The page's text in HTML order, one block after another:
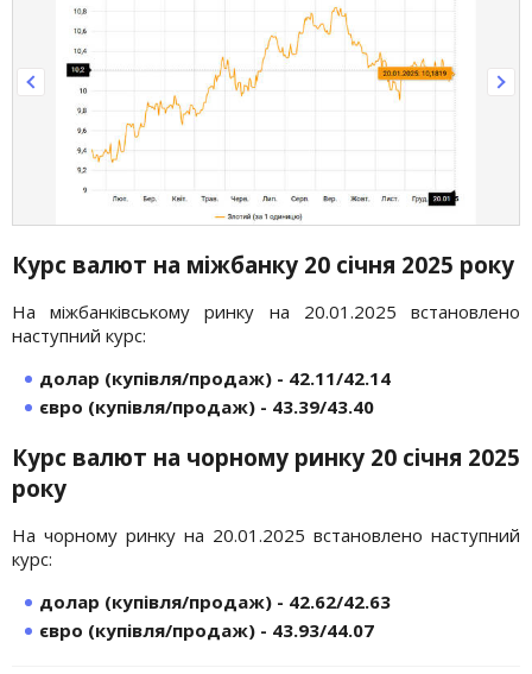
Курс валют на міжбанку 20 січня 2025 року
На міжбанківському ринку на 20.01.2025 встановлено
наступний курс:
долар (купівля/продаж) - 42.11/42.14
євро (купівля/продаж) - 43.39/43.40
Курс валют на чорному ринку 20 січня 2025
року
На чорному ринку на 20.01.2025 встановлено наступний
курс:
долар (купівля/продаж) - 42.62/42.63
євро (купівля/продаж) - 43.93/44.07